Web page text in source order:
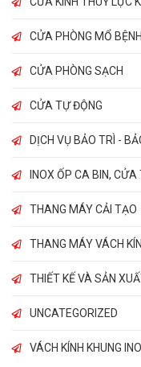
CỬA PHÒNG MỔ
CỬA PHÒNG SẠCH
CỬA TỰ ĐỘNG
DỊCH VỤ BẢO TRÌ -
INOX ỐP CA BIN,
THANG MÁY CẢI TẠO
THANG MÁY VÁCH
THIẾT KẾ VÀ SẢN
UNCATEGORIZED
VÁCH KÍNH KHUNG